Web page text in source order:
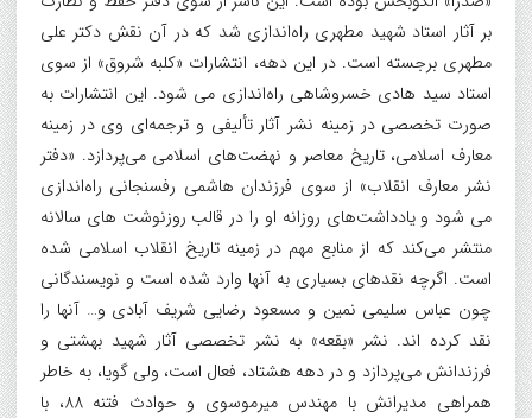
بر آثار استاد شهید مطهری راه‌اندازی شد که در آن نقش دکتر علی
مطهری برجسته است. در این دهه، انتشارات «کلبه شروق» از سوی
استاد سید هادی خسروشاهی راه‌اندازی می شود. این انتشارات به
صورت تخصصی در زمینه نشر آثار تألیفی و ترجمه‌ای وی در زمینه
معارف اسلامی، تاریخ معاصر و نهضت‌های اسلامی می‌پردازد. «دفتر
نشر معارف انقلاب» از سوی فرزندان هاشمی رفسنجانی راه‌اندازی
می شود و یادداشت‌های روزانه او را در قالب روزنوشت های سالانه
منتشر می‌کند که از منابع مهم در زمینه تاریخ انقلاب اسلامی شده
است. اگرچه نقدهای بسیاری به آنها وارد شده است و نویسندگانی
چون عباس سلیمی نمین و مسعود رضایی شریف آبادی و… آنها را
نقد کرده اند. نشر «بقعه» به نشر تخصصی آثار شهید بهشتی و
فرزندانش می‌پردازد و در دهه هشتاد، فعال است، ولی گویا، به خاطر
همراهی مدیرانش با مهندس میرموسوی و حوادث فتنه 88، با